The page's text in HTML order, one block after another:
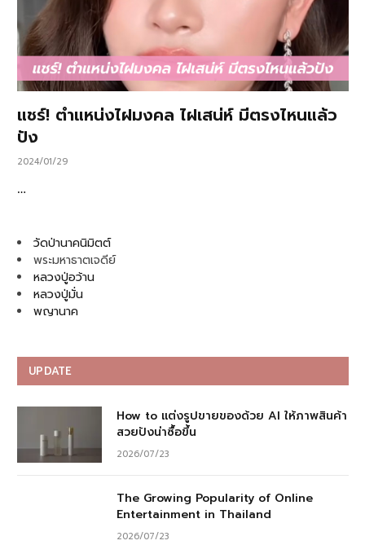
แชร์! ตำแหน่งไฝมงคล ไฝเสน่ห์ มีตรงไหนแล้ว
ปัง
2024/01/29
…
วัดป่านาคนิมิตต์
พระมหาธาตเจดีย์
หลวงปู่อว้าน
หลวงปู่มั่น
พญานาค
UPDATE
How to แต่งรูปขายของด้วย AI ให้ภาพสินค้า
สวยปังน่าซื้อขึ้น
2026/07/23
The Growing Popularity of Online
Entertainment in Thailand
2026/07/23